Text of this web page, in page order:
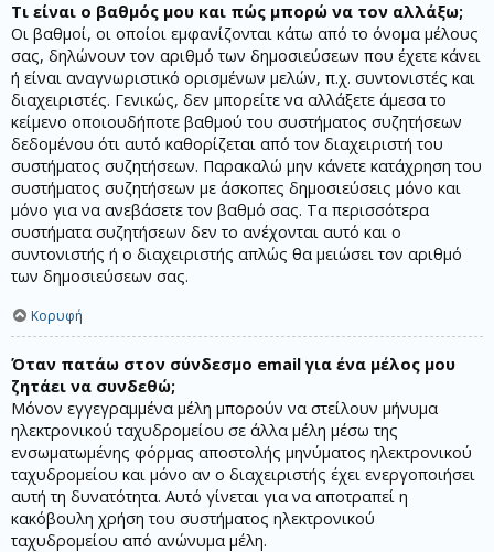
Τι είναι ο βαθμός μου και πώς μπορώ να τον αλλάξω;
Οι βαθμοί, οι οποίοι εμφανίζονται κάτω από το όνομα μέλους
σας, δηλώνουν τον αριθμό των δημοσιεύσεων που έχετε κάνει
ή είναι αναγνωριστικό ορισμένων μελών, π.χ. συντονιστές και
διαχειριστές. Γενικώς, δεν μπορείτε να αλλάξετε άμεσα το
κείμενο οποιουδήποτε βαθμού του συστήματος συζητήσεων
δεδομένου ότι αυτό καθορίζεται από τον διαχειριστή του
συστήματος συζητήσεων. Παρακαλώ μην κάνετε κατάχρηση του
συστήματος συζητήσεων με άσκοπες δημοσιεύσεις μόνο και
μόνο για να ανεβάσετε τον βαθμό σας. Τα περισσότερα
συστήματα συζητήσεων δεν το ανέχονται αυτό και ο
συντονιστής ή ο διαχειριστής απλώς θα μειώσει τον αριθμό
των δημοσιεύσεων σας.
Κορυφή
Όταν πατάω στον σύνδεσμο email για ένα μέλος μου
ζητάει να συνδεθώ;
Μόνον εγγεγραμμένα μέλη μπορούν να στείλουν μήνυμα
ηλεκτρονικού ταχυδρομείου σε άλλα μέλη μέσω της
ενσωματωμένης φόρμας αποστολής μηνύματος ηλεκτρονικού
ταχυδρομείου και μόνο αν ο διαχειριστής έχει ενεργοποιήσει
αυτή τη δυνατότητα. Αυτό γίνεται για να αποτραπεί η
κακόβουλη χρήση του συστήματος ηλεκτρονικού
ταχυδρομείου από ανώνυμα μέλη.